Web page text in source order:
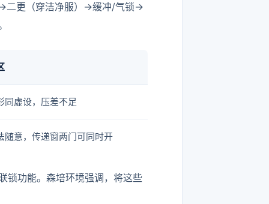
二更（穿洁净服）→缓冲/气锁→
同虚设，压差不足
随意，传递窗两门可同时开
锁功能。森培环境强调，将这些